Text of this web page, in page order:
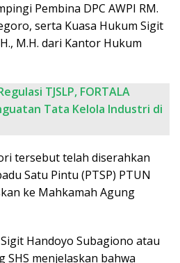
Pembina DPC AWPI RM.
serta Kuasa Hukum Sigit
M.H. dari Kantor Hukum
TJSLP, FORTALA
Tata Kelola Industri di
tersebut telah diserahkan
Satu Pintu (PTSP) PTUN
ke Mahkamah Agung
Handoyo Subagiono atau
SHS menjelaskan bahwa